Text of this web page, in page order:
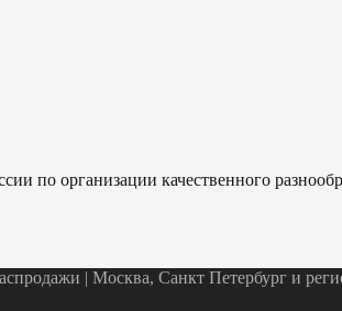
по организации качественного
| Москва, Санкт Петербург и